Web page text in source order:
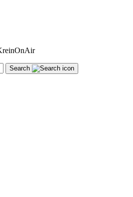
Search